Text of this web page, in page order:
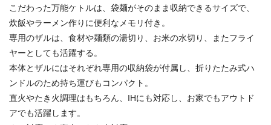
こだわった万能ケトルは、袋麺がそのまま収納できるサイズで、
炊飯やラーメン作りに便利なメモリ付き。
専用のザルは、食材や麺類の湯切り、お米の水切り、またフライ
ヤーとしても活躍する。
本体とザルにはそれぞれ専用の収納袋が付属し、折りたたみ式ハ
ンドルのため持ち運びもコンパクト。
直火やたき火調理はもちろん、IHにも対応し、お家でもアウトド
アでも活躍します。